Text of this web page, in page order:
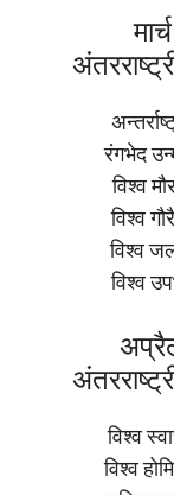
रंगभेद
विश्व
विश्व
विश्व
विश्व
विश्व